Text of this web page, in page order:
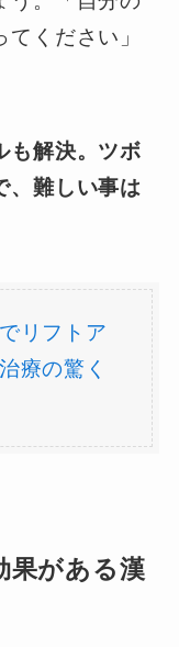
ください」
も解決。ツボ
、難しい事は
リフトア
療の驚く
果がある漢